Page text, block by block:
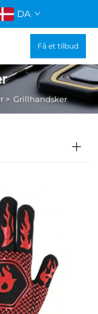
DA
Få et tilbud
> Grillhandsker